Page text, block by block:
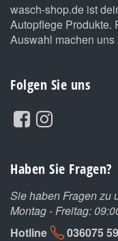
wasch-shop.de ist
Autopflege Produkte.
Auswahl machen
Folgen Sie uns
Haben Sie Fragen?
Sie haben Fragen zu
Montag - Freitag:
Hotline
036075